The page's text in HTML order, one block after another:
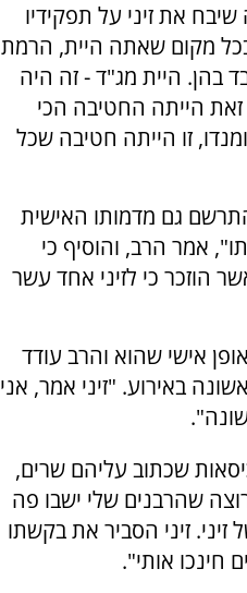
את זיני על תפקידיו
מקום שאתה היית, הרמת
בהן. היית מג"ד - זה היה
הייתה החטיבה הכי
זו הייתה חטיבה שכל
גם מדמותו האישית
אמר הרב, והוסיף כי
הוזכר כי לזיני אחד עשר
אישי שהוא והרב עודד
באירוע. "זיני אמר, אני
שכתוב עליהם שרים,
שהרבנים שלי ישבו פה
זיני הסביר את בקשתו
חינכו אותי".